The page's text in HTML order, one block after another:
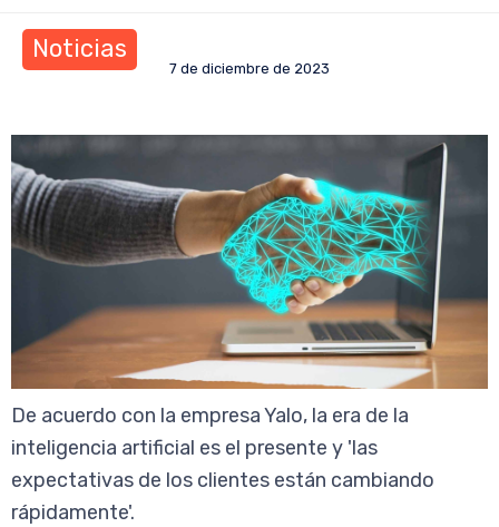
Noticias
7 de diciembre de 2023
De acuerdo con la empresa Yalo, la era de la
inteligencia artificial es el presente y 'las
expectativas de los clientes están cambiando
rápidamente'.